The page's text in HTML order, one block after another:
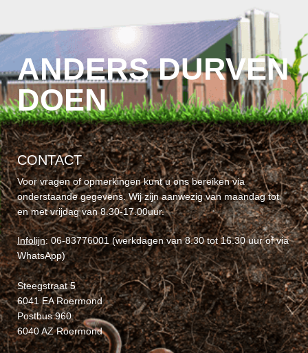
ANDERS DURVEN
DOEN
CONTACT
Voor vragen of opmerkingen kunt u ons bereiken via
onderstaande gegevens. Wij zijn aanwezig van maandag tot
en met vrijdag van 8.30-17.00uur.
Infolijn: 06-83776001 (werkdagen van 8.30 tot 16.30 uur of via
WhatsApp)
Steegstraat 5
6041 EA Roermond
Postbus 960
6040 AZ Roermond